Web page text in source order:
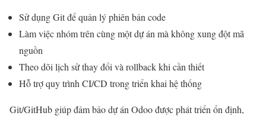
Sử dụng Git để quản lý phiên bản code
Làm việc nhóm trên cùng một dự án mà không xung đột mã
nguồn
Theo dõi lịch sử thay đổi và rollback khi cần thiết
Hỗ trợ quy trình CI/CD trong triển khai hệ thống
Git/GitHub giúp đảm bảo dự án Odoo được phát triển ổn định,